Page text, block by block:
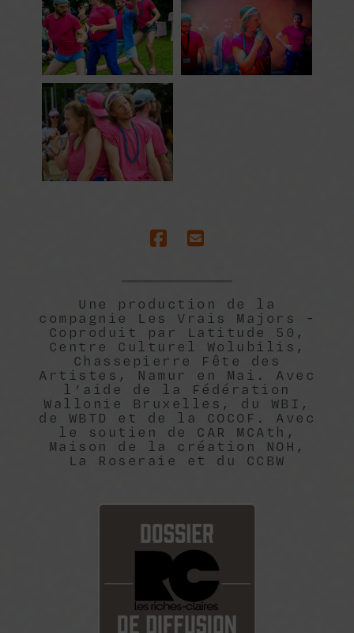
Une production de la
compagnie Les Vrais Majors -
Coproduit par Latitude 50,
Centre Culturel Wolubilis,
Chassepierre Fête des
Artistes, Namur en Mai. Avec
l’aide de la Fédération
Wallonie Bruxelles, du WBI,
de WBTD et de la COCOF. Avec
le soutien de CAR MCAth,
Maison de la création NOH,
La Roseraie et du CCBW